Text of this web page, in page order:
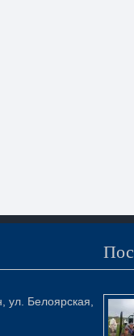
ул. Белоярская,